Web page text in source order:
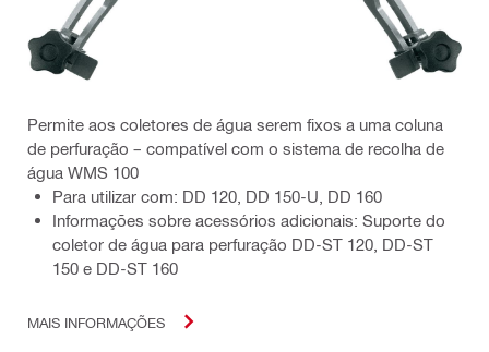
Permite aos coletores de água serem fixos a uma coluna
de perfuração – compatível com o sistema de recolha de
água WMS 100
Para utilizar com: DD 120, DD 150-U, DD 160
Informações sobre acessórios adicionais: Suporte do
coletor de água para perfuração DD-ST 120, DD-ST
150 e DD-ST 160
MAIS INFORMAÇÕES